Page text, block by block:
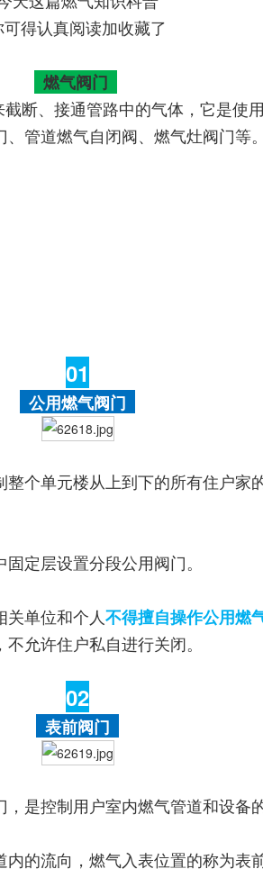
可得认真阅读加收藏了
燃气阀门
断、接通管路中的气体，它是使
管道燃气自闭阀、燃气灶阀门等。
01
公用燃气阀门
整个单元楼从上到下的所有住户
定层设置分段公用阀门。
关单位和个人不得擅自操作公用燃
允许住户私自进行关闭。
02
表前阀门
是控制用户室内燃气管道和设备
的流向，燃气入表位置的称为表